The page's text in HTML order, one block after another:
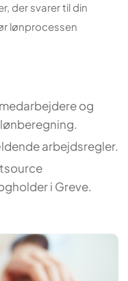
der svarer til din
lønprocessen
og
arbejdsregler.
i Greve.